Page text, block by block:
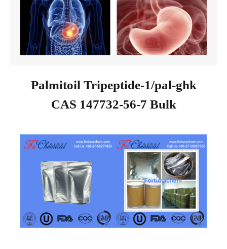
Palmitoil Tripeptide-1/pal-ghk
CAS 147732-56-7 Bulk